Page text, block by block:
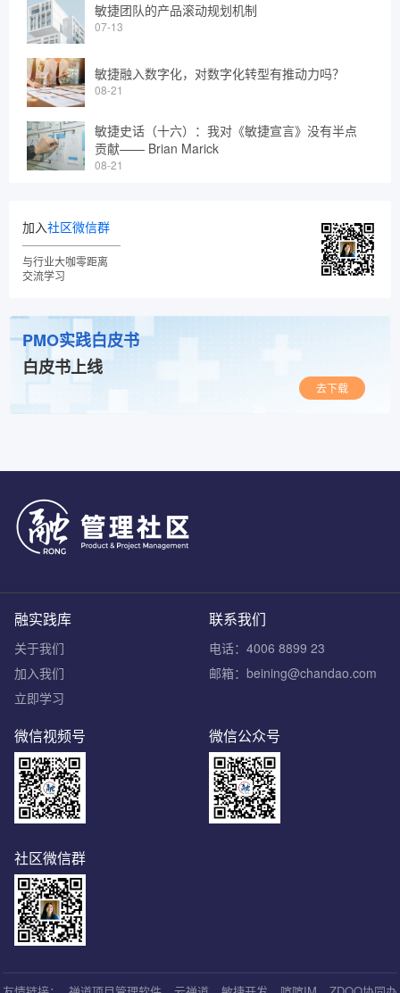
敏捷团队的产品滚动规划机制
07-13
敏捷融入数字化，对数字化转型有推动力吗？
08-21
敏捷史话（十六）：我对《敏捷宣言》没有半点
贡献—— Brian Marick
08-21
加入社区微信群
与行业大咖零距离
交流学习
PMO实践白皮书
白皮书上线
去下载
联系我们
电话：4006 8899 23
邮箱：beining@chandao.com
融实践库
关于我们
加入我们
立即学习
微信公众号
微信视频号
社区微信群